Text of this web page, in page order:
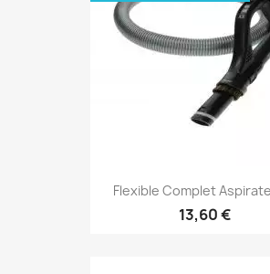
Flexible Complet
13,60 €